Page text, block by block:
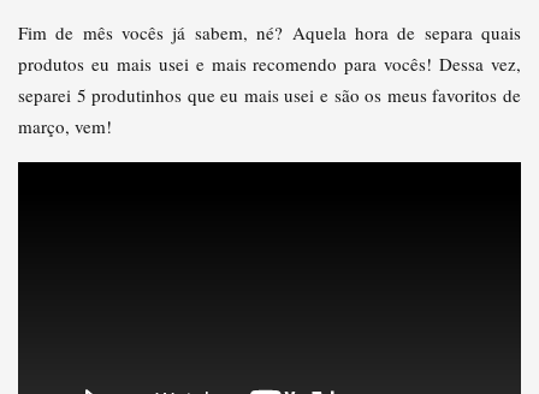
Fim de mês vocês já sabem, né? Aquela hora de separa quais
produtos eu mais usei e mais recomendo para vocês! Dessa vez,
separei 5 produtinhos que eu mais usei e são os meus favoritos de
março, vem!